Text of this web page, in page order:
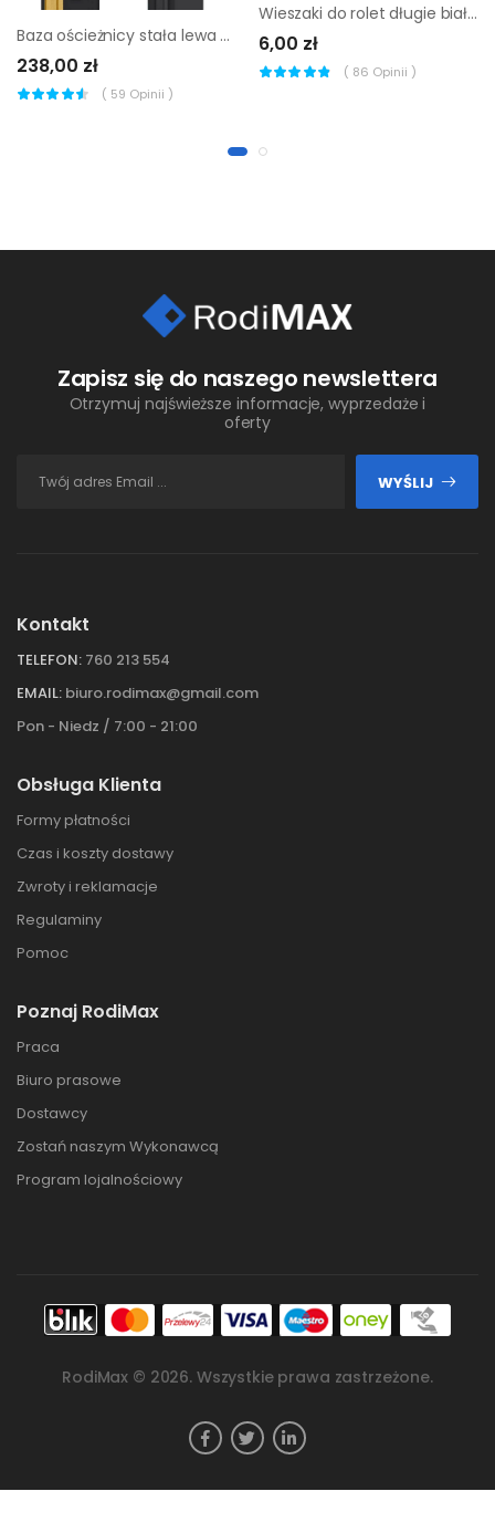
Baza ościeżnicy stała lewa czarny premium
238,00 zł
( 59 Opinii )
Wieszaki do rolet długie białe 2 szt
6,00 zł
( 86 Opinii )
Zapisz się do naszego newslettera
Otrzymuj najświeższe informacje, wyprzedaże i
oferty
WYŚLIJ
Kontakt
TELEFON: 760 213 554
EMAIL: biuro.rodimax@gmail.com
Pon - Niedz / 7:00 - 21:00
Obsługa Klienta
Formy płatności
Czas i koszty dostawy
Zwroty i reklamacje
Regulaminy
Pomoc
Poznaj RodiMax
Praca
Biuro prasowe
Dostawcy
Zostań naszym Wykonawcą
Program lojalnościowy
RodiMax © 2026. Wszystkie prawa zastrzeżone.